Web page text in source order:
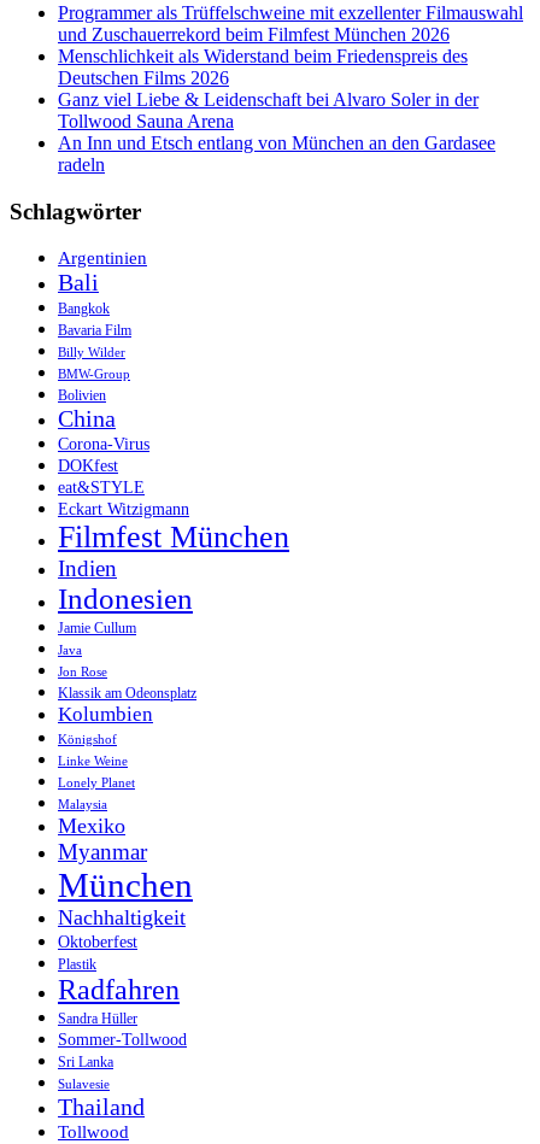
Weltklima
veränderte
Programmer als Trüffelschweine mit exzellenter Filmauswahl
und Zuschauerrekord beim Filmfest München 2026
Menschlichkeit als Widerstand beim Friedenspreis des
Deutschen Films 2026
Ganz viel Liebe & Leidenschaft bei Alvaro Soler in der
Tollwood Sauna Arena
An Inn und Etsch entlang von München an den Gardasee
radeln
Schlagwörter
Argentinien
Bali
Bangkok
Bavaria Film
Billy Wilder
BMW-Group
Bolivien
China
Corona-Virus
DOKfest
eat&STYLE
Eckart Witzigmann
Filmfest München
Indien
Indonesien
Jamie Cullum
Java
Jon Rose
Klassik am Odeonsplatz
Kolumbien
Königshof
Linke Weine
Lonely Planet
Malaysia
Mexiko
Myanmar
München
Nachhaltigkeit
Oktoberfest
Plastik
Radfahren
Sandra Hüller
Sommer-Tollwood
Sri Lanka
Sulavesie
Thailand
Tollwood